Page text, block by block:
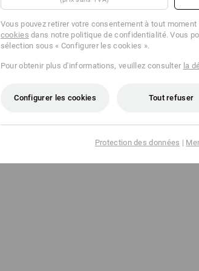
Vous pouvez retirer votre consentement à tout
cookies dans notre politique de confidentialité. Vous
sélection sous « Configurer les cookies ».
Pour obtenir plus d'informations, veuillez consulter la
Configurer les cookies Tout refuser
Protection des données |